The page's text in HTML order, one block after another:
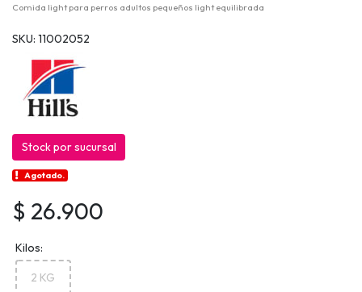
Comida light para perros adultos pequeños light equilibrada
SKU: 11002052
Stock por sucursal
Agotado.
$ 26.900
Kilos:
2 KG